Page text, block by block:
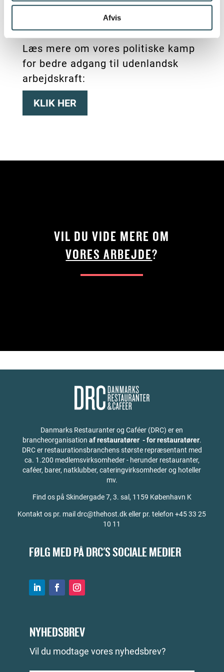
Afvis
gøres permanent, eller at man
fjerner formodningsreglen.
Læs mere om vores politiske kamp
for bedre adgang til udenlandsk
arbejdskraft:
KLIK HER
VIL DU VIDE MERE OM
VORES ARBEJDE?
Danmarks Restauranter og Caféer (DRC) er en
brancheorganisation af restauratører - for restauratører.
DRC er restaurationsbranchens største repræsentant med
ca. 1.200 medlemsvirksomheder - herunder restauranter,
caféer, barer, natklubber, cateringvirksomheder og hoteller
mv.
Find os på Skindergade 7, 3. sal, 1159 København K
Kontakt os pr. mail drc@thehost.dk eller pr. telefon +45 33 25
10 11
FØLG MED PÅ DRC'S SOCIALE MEDIER
NYHEDSBREV
Vil du modtage vores nyhedsbrev?